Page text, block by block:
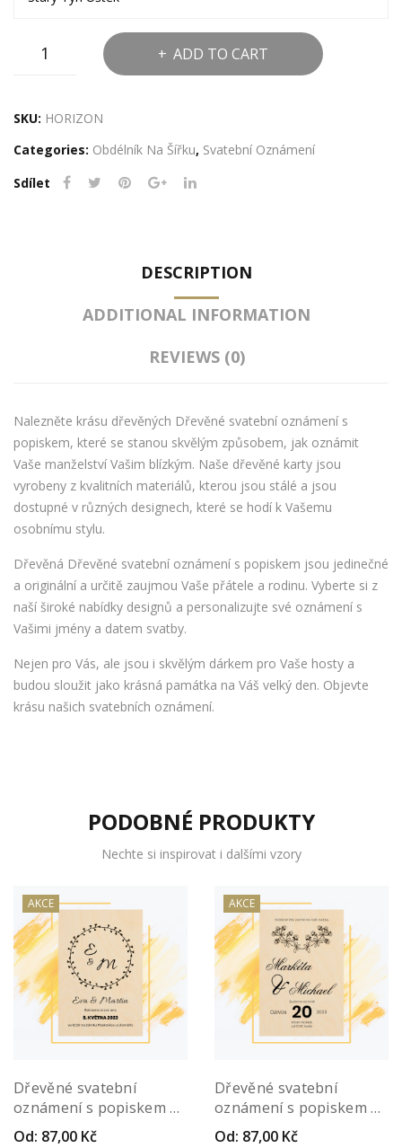
Dřevěné
s
-
Horizon
ADD TO CART
SKU: HORIZON
Categories: Obdélník Na Šířku, Svatební Oznámení
Sdílet
DESCRIPTION
ADDITIONAL INFORMATION
REVIEWS (0)
Nalezněte krásu dřevěných Dřevěné svatební oznámení s
popiskem, které se stanou skvělým způsobem, jak oznámit
Vaše manželství Vašim blízkým. Naše dřevěné karty jsou
vyrobeny z kvalitních materiálů, kterou jsou stálé a jsou
dostupné v různých designech, které se hodí k Vašemu
osobnímu stylu.
Dřevěná Dřevěné svatební oznámení s popiskem jsou jedinečné
a originální a určitě zaujmou Vaše přátele a rodinu. Vyberte si z
naší široké nabídky designů a personalizujte své oznámení s
Vašimi jmény a datem svatby.
Nejen pro Vás, ale jsou i skvělým dárkem pro Vaše hosty a
budou sloužit jako krásná památka na Váš velký den. Objevte
krásu našich svatebních oznámení.
PODOBNÉ PRODUKTY
Nechte si inspirovat i dalšími vzory
AKCE
Dřevěné svatební
oznámení s popiskem –
Iunctura
Od: 87,00 Kč
AKCE
Dřevěné svatební
oznámení s popiskem –
Louka Quadrum
Od: 87,00 Kč